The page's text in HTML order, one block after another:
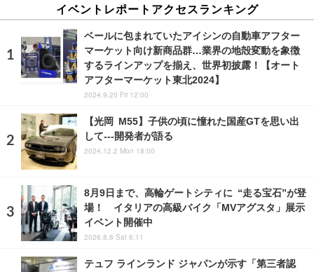
イベントレポートアクセスランキング
ベールに包まれていたアイシンの自動車アフター
マーケット向け新商品群…業界の地殻変動を象徴
するラインアップを揃え、世界初披露！【オート
アフターマーケット東北2024】
2024.9.20 Fri 12:00
【光岡 M55】子供の頃に憧れた国産GTを思い出
して---開発者が語る
2024.12.2 Mon 18:00
8月9日まで、高輪ゲートシティに “走る宝石”が登
場！ イタリアの高級バイク「MVアグスタ」展示
イベント開催中
2026.8.8 Sat 6:11
テュフ ラインランド ジャパンが示す「第三者認